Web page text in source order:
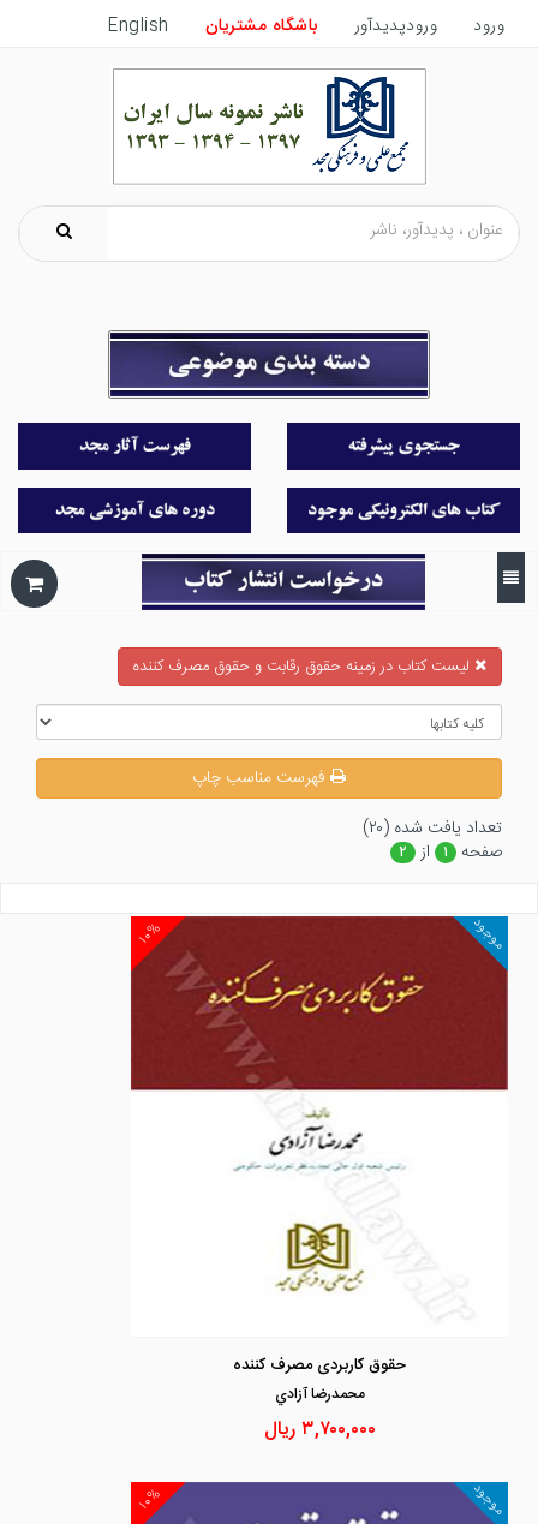
ورود ورودپدیدآور باشگاه مشتریان English
ليست كتاب در زمينه حقوق رقابت و حقوق مصرف كننده
فهرست مناسب چاپ
تعداد يافت شده (۲۰)
صفحه
۱ از ۲
۱۰% موجود
حقوق کاربردی مصرف کننده
محمدرضا آزادي
۳,۷۰۰,۰۰۰ریال
۱۰% موجود